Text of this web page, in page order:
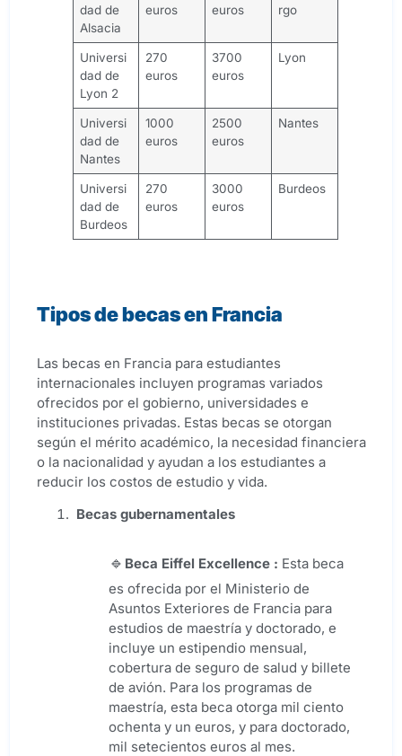
dad de
Alsacia
euros
euros
rgo
Universi
dad de
Lyon 2
270
euros
3700
euros
Lyon
Universi
dad de
Nantes
1000
euros
2500
euros
Nantes
Universi
dad de
Burdeos
270
euros
3000
euros
Burdeos
Tipos de becas en Francia
Las becas en Francia para estudiantes
internacionales incluyen programas variados
ofrecidos por el gobierno, universidades e
instituciones privadas. Estas becas se otorgan
según el mérito académico, la necesidad financiera
o la nacionalidad y ayudan a los estudiantes a
reducir los costos de estudio y vida.
Becas gubernamentales
Beca Eiffel Excellence : Esta beca
es ofrecida por el Ministerio de
Asuntos Exteriores de Francia para
estudios de maestría y doctorado, e
incluye un estipendio mensual,
cobertura de seguro de salud y billete
de avión. Para los programas de
maestría, esta beca otorga mil ciento
ochenta y un euros, y para doctorado,
mil setecientos euros al mes.